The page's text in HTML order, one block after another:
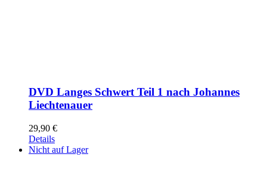
DVD Langes Schwert Teil 1 nach Johannes
Liechtenauer
29,90 €
Details
Nicht auf Lager